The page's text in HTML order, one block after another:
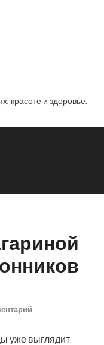
красоте и здоровье.
уже выглядит